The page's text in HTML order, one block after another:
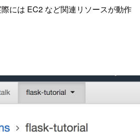
には EC2 など関連リソースが動作